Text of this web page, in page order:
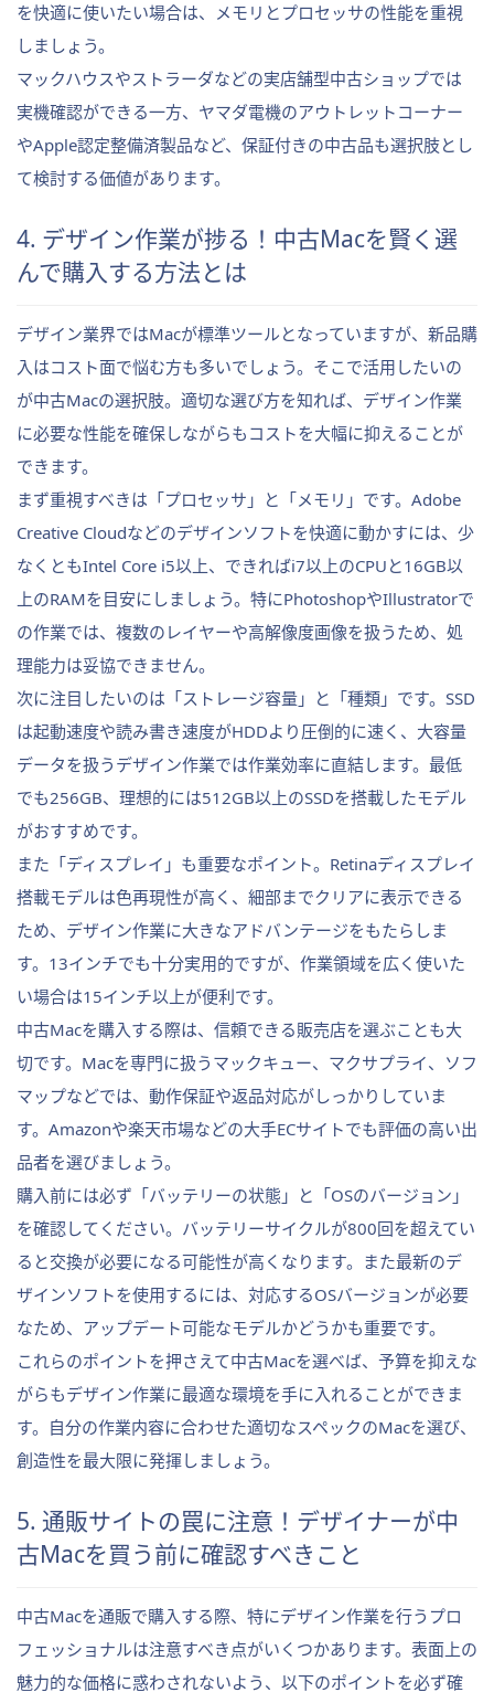
を快適に使いたい場合は、メモリとプロセッサの性能を重視
しましょう。
マックハウスやストラーダなどの実店舗型中古ショップでは
実機確認ができる一方、ヤマダ電機のアウトレットコーナー
やApple認定整備済製品など、保証付きの中古品も選択肢とし
て検討する価値があります。
4. デザイン作業が捗る！中古Macを賢く選
んで購入する方法とは
デザイン業界ではMacが標準ツールとなっていますが、新品購
入はコスト面で悩む方も多いでしょう。そこで活用したいの
が中古Macの選択肢。適切な選び方を知れば、デザイン作業
に必要な性能を確保しながらもコストを大幅に抑えることが
できます。
まず重視すべきは「プロセッサ」と「メモリ」です。Adobe
Creative Cloudなどのデザインソフトを快適に動かすには、少
なくともIntel Core i5以上、できればi7以上のCPUと16GB以
上のRAMを目安にしましょう。特にPhotoshopやIllustratorで
の作業では、複数のレイヤーや高解像度画像を扱うため、処
理能力は妥協できません。
次に注目したいのは「ストレージ容量」と「種類」です。SSD
は起動速度や読み書き速度がHDDより圧倒的に速く、大容量
データを扱うデザイン作業では作業効率に直結します。最低
でも256GB、理想的には512GB以上のSSDを搭載したモデル
がおすすめです。
また「ディスプレイ」も重要なポイント。Retinaディスプレイ
搭載モデルは色再現性が高く、細部までクリアに表示できる
ため、デザイン作業に大きなアドバンテージをもたらしま
す。13インチでも十分実用的ですが、作業領域を広く使いた
い場合は15インチ以上が便利です。
中古Macを購入する際は、信頼できる販売店を選ぶことも大
切です。Macを専門に扱うマックキュー、マクサプライ、ソフ
マップなどでは、動作保証や返品対応がしっかりしていま
す。Amazonや楽天市場などの大手ECサイトでも評価の高い出
品者を選びましょう。
購入前には必ず「バッテリーの状態」と「OSのバージョン」
を確認してください。バッテリーサイクルが800回を超えてい
ると交換が必要になる可能性が高くなります。また最新のデ
ザインソフトを使用するには、対応するOSバージョンが必要
なため、アップデート可能なモデルかどうかも重要です。
これらのポイントを押さえて中古Macを選べば、予算を抑えな
がらもデザイン作業に最適な環境を手に入れることができま
す。自分の作業内容に合わせた適切なスペックのMacを選び、
創造性を最大限に発揮しましょう。
5. 通販サイトの罠に注意！デザイナーが中
古Macを買う前に確認すべきこと
中古Macを通販で購入する際、特にデザイン作業を行うプロ
フェッショナルは注意すべき点がいくつかあります。表面上の
魅力的な価格に惑わされないよう、以下のポイントを必ず確